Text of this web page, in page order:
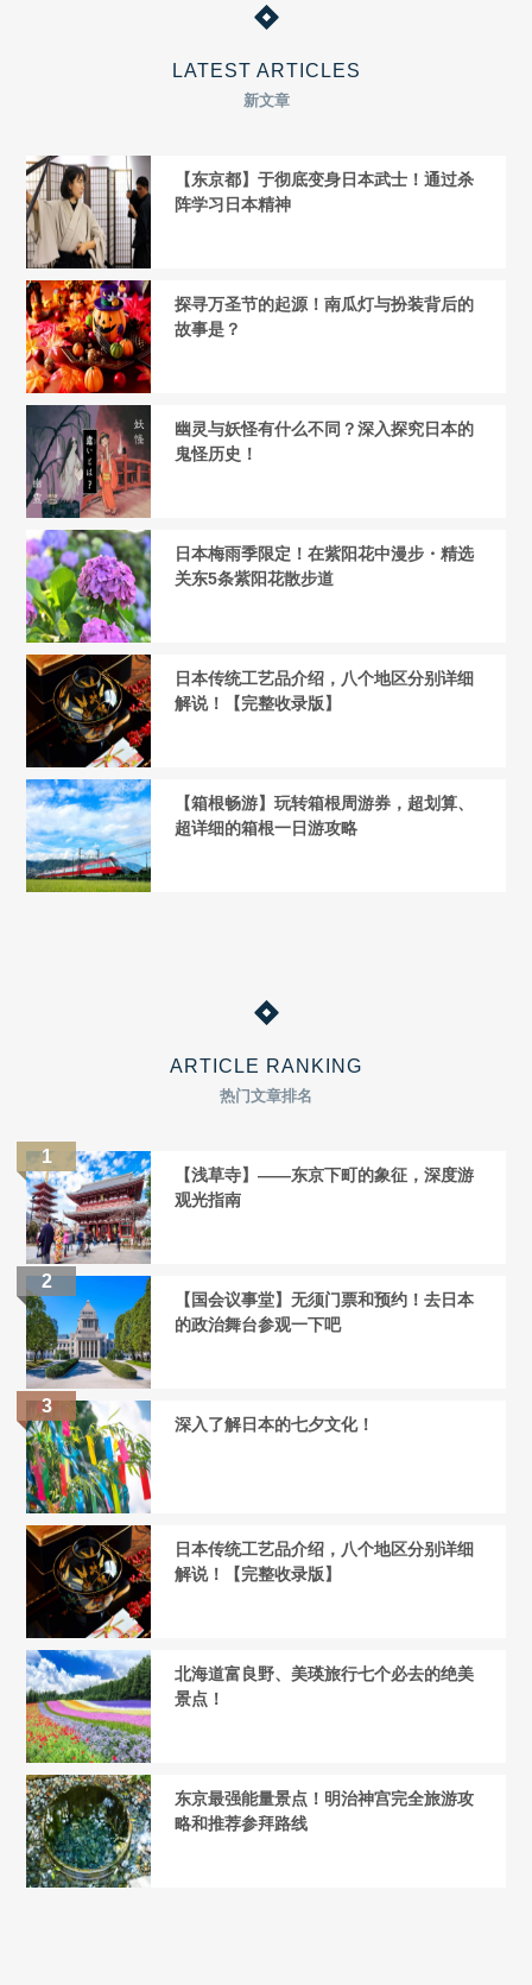
LATEST ARTICLES
新文章
【东京都】于彻底变身日本武士！通过杀
阵学习日本精神
探寻万圣节的起源！南瓜灯与扮装背后的
故事是？
幽灵与妖怪有什么不同？深入探究日本的
鬼怪历史！
日本梅雨季限定！在紫阳花中漫步・精选
关东5条紫阳花散步道
日本传统工艺品介绍，八个地区分别详细
解说！【完整收录版】
【箱根畅游】玩转箱根周游券，超划算、
超详细的箱根一日游攻略
ARTICLE RANKING
热门文章排名
【浅草寺】——东京下町的象征，深度游
观光指南
【国会议事堂】无须门票和预约！去日本
的政治舞台参观一下吧
深入了解日本的七夕文化！
日本传统工艺品介绍，八个地区分别详细
解说！【完整收录版】
北海道富良野、美瑛旅行七个必去的绝美
景点！
东京最强能量景点！明治神宫完全旅游攻
略和推荐参拜路线